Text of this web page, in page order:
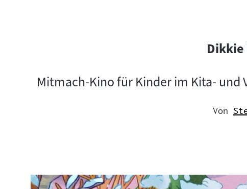
Dikkie
Mitmach-Kino für Kinder im Kita-
Von